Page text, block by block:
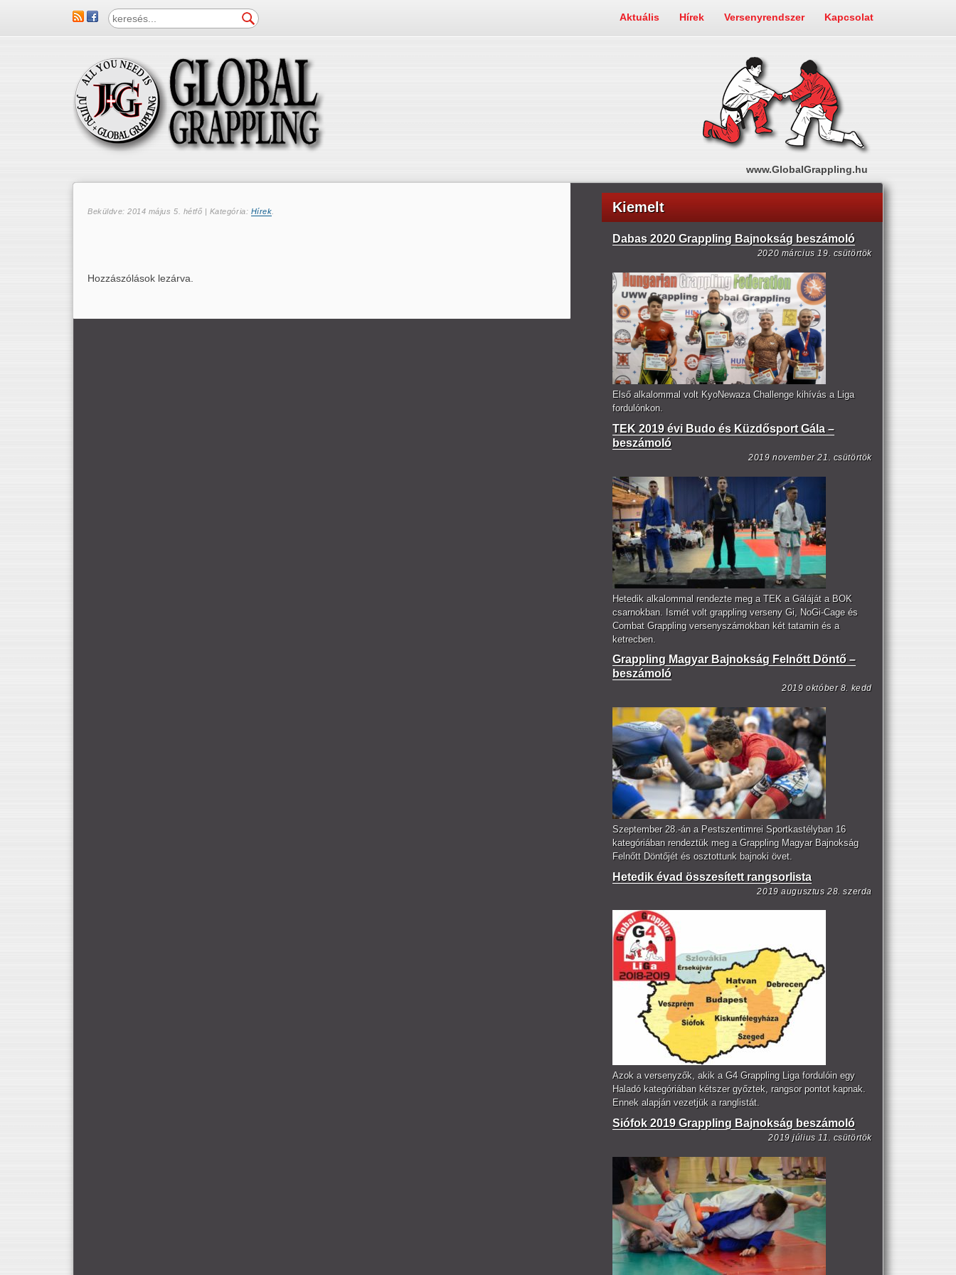
www.GlobalGrappling.hu
Aktuális Hírek Versenyrendszer Kapcsolat
Beküldve:2014 május 5. hétfő | Kategória: Hírek
Hozzászólások lezárva.
Kiemelt
Dabas 2020 Grappling Bajnokság beszámoló
2020 március 19. csütörtök
Első alkalommal volt KyoNewaza Challenge kihívás a Liga
fordulónkon.
TEK 2019 évi Budo és Küzdősport Gála –
beszámoló
2019 november 21. csütörtök
Hetedik alkalommal rendezte meg a TEK a Gáláját a BOK
csarnokban. Ismét volt grappling verseny Gi, NoGi-Cage és
Combat Grappling versenyszámokban két tatamin és a
ketrecben.
Grappling Magyar Bajnokság Felnőtt Döntő –
beszámoló
2019 október 8. kedd
Szeptember 28.-án a Pestszentimrei Sportkastélyban 16
kategóriában rendeztük meg a Grappling Magyar Bajnokság
Felnőtt Döntőjét és osztottunk bajnoki övet.
Hetedik évad összesített rangsorlista
2019 augusztus 28. szerda
Azok a versenyzők, akik a G4 Grappling Liga fordulóin egy
Haladó kategóriában kétszer győztek, rangsor pontot kapnak.
Ennek alapján vezetjük a ranglistát.
Siófok 2019 Grappling Bajnokság beszámoló
2019 július 11. csütörtök